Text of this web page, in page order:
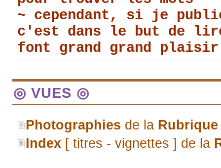
~ cependant, si je
c'est dans le but de
font grand grand
◎ VUES ◎
Photographies de la Rubrique
Index [ titres - vignettes ] de la